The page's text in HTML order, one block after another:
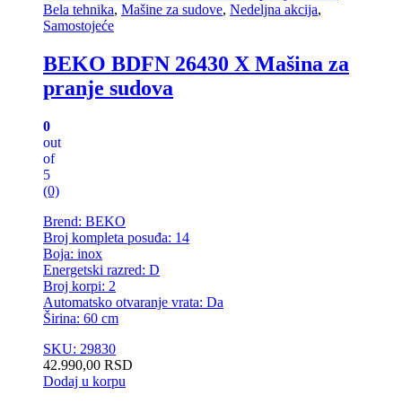
Bela tehnika, Mašine za sudove, Nedeljna akcija,
Samostojeće
BEKO BDFN 26430 X Mašina za
pranje sudova
0
out
of
5
(0)
Brend: BEKO
Broj kompleta posuđa: 14
Boja: inox
Energetski razred: D
Broj korpi: 2
Automatsko otvaranje vrata: Da
Širina: 60 cm
SKU: 29830
42.990,00 RSD
Dodaj u korpu